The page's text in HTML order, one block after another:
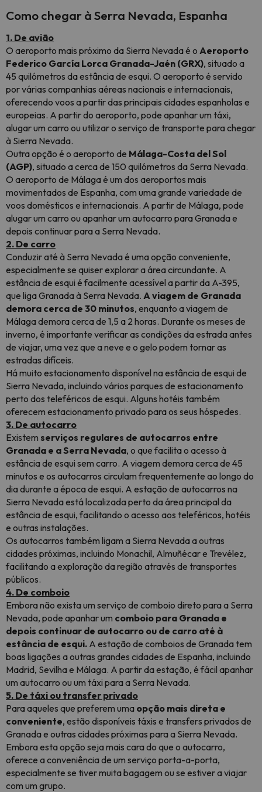
Como chegar à Serra Nevada, Espanha
1. De avião
O aeroporto mais próximo da Sierra Nevada é o Aeroporto
Federico García Lorca Granada-Jaén (GRX), situado a
45 quilómetros da estância de esqui. O aeroporto é servido
por várias companhias aéreas nacionais e internacionais,
oferecendo voos a partir das principais cidades espanholas e
europeias. A partir do aeroporto, pode apanhar um táxi,
alugar um carro ou utilizar o serviço de transporte para chegar
à Sierra Nevada.
Outra opção é o aeroporto de Málaga-Costa del Sol
(AGP), situado a cerca de 150 quilómetros da Serra Nevada.
O aeroporto de Málaga é um dos aeroportos mais
movimentados de Espanha, com uma grande variedade de
voos domésticos e internacionais. A partir de Málaga, pode
alugar um carro ou apanhar um autocarro para Granada e
depois continuar para a Serra Nevada.
2. De carro
Conduzir até à Serra Nevada é uma opção conveniente,
especialmente se quiser explorar a área circundante. A
estância de esqui é facilmente acessível a partir da A-395,
que liga Granada à Serra Nevada. A viagem de Granada
demora cerca de 30 minutos, enquanto a viagem de
Málaga demora cerca de 1,5 a 2 horas. Durante os meses de
inverno, é importante verificar as condições da estrada antes
de viajar, uma vez que a neve e o gelo podem tornar as
estradas difíceis.
Há muito estacionamento disponível na estância de esqui de
Sierra Nevada, incluindo vários parques de estacionamento
perto dos teleféricos de esqui. Alguns hotéis também
oferecem estacionamento privado para os seus hóspedes.
3. De autocarro
Existem serviços regulares de autocarros entre
Granada e a Serra Nevada, o que facilita o acesso à
estância de esqui sem carro. A viagem demora cerca de 45
minutos e os autocarros circulam frequentemente ao longo do
dia durante a época de esqui. A estação de autocarros na
Sierra Nevada está localizada perto da área principal da
estância de esqui, facilitando o acesso aos teleféricos, hotéis
e outras instalações.
Os autocarros também ligam a Sierra Nevada a outras
cidades próximas, incluindo Monachil, Almuñécar e Trevélez,
facilitando a exploração da região através de transportes
públicos.
4. De comboio
Embora não exista um serviço de comboio direto para a Serra
Nevada, pode apanhar um comboio para Granada e
depois continuar de autocarro ou de carro até à
estância de esqui. A estação de comboios de Granada tem
boas ligações a outras grandes cidades de Espanha, incluindo
Madrid, Sevilha e Málaga. A partir da estação, é fácil apanhar
um autocarro ou um táxi para a Serra Nevada.
5. De táxi ou transfer privado
Para aqueles que preferem uma opção mais direta e
conveniente, estão disponíveis táxis e transfers privados de
Granada e outras cidades próximas para a Sierra Nevada.
Embora esta opção seja mais cara do que o autocarro,
oferece a conveniência de um serviço porta-a-porta,
especialmente se tiver muita bagagem ou se estiver a viajar
com um grupo.